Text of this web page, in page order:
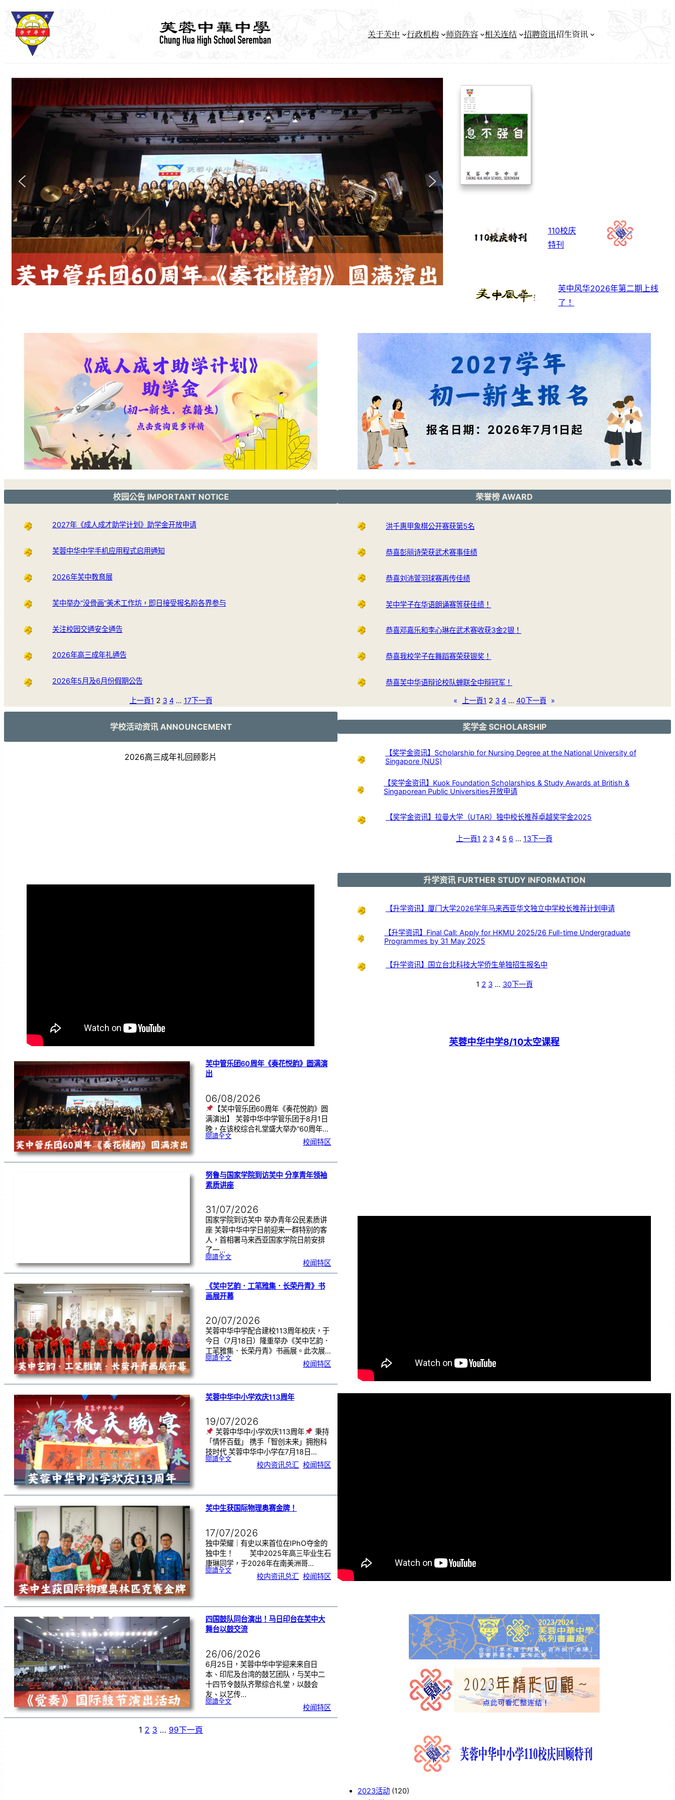
关于芙中 行政机构 师资阵容 相关连结 招聘资讯招生资讯
110校庆
特刊
芙中风华2026年第二期上线
了！
校园公告 IMPORTANT NOTICE
2027年《成人成才助学计划》助学金开放申请
芙蓉中华中学手机应用程式启用通知
2026年芙中教育展
芙中举办“没骨画”美术工作坊，即日接受报名盼各界参与
关注校园交通安全通告
2026年高三成年礼通告
2026年5月及6月份假期公告
上一頁1 2 3 4 … 17下一頁
荣誉榜 AWARD
洪千惠甲象棋公开赛获第5名
恭喜彭丽诗荣获武术赛事佳绩
恭喜刘沛萱羽球赛再传佳绩
芙中学子在华语朗诵赛等获佳绩！
恭喜邓嘉乐和李心琳在武术赛收获3金2银！
恭喜我校学子在舞蹈赛荣获银奖！
恭喜芙中华语辩论校队蝉联全中辩冠军！
« 上一頁1 2 3 4 … 40下一頁 »
学校活动资讯 ANNOUNCEMENT
2026高三成年礼回顾影片
芙中管乐团60周年《奏花悦韵》圆满演
出
06/08/2026
【芙中管乐团60周年《奏花悦韵》圆
满演出】 芙蓉中华中学管乐团于8月1日
晚，在该校综合礼堂盛大举办“60周年…
閱讀全文:芙
周
《
奏
花
悦
韵
》
校闻特区
努鲁与国家学院到访芙中 分享青年领袖
素质讲座
31/07/2026
国家学院到访芙中 举办青年公民素质讲
座 芙蓉中华中学日前迎来一群特别的客
人，首相署马来西亚国家学院日前安排
了一…
閱讀全文:努
家
院
到
访
芙
中
分
享
袖
素
质
讲
座
校闻特区
《芙中艺韵．工笔雅集．长荣丹青》书
画展开幕
20/07/2026
芙蓉中华中学配合建校113周年校庆，于
今日（7月18日）隆重举办《芙中艺韵．
工笔雅集．长荣丹青》书画展。此次展…
閱讀全文:《
工
笔
集
．
长
荣
书
画
展
开
幕
校闻特区
芙蓉中华中小学欢庆113周年
19/07/2026
芙蓉中华中小学欢庆113周年
秉持
「情怀百载」 携手「智创未来」拥抱科
技时代 芙蓉中华中小学在7月18日…
閱讀全文:芙
1
1
周
年
校内资讯总汇 校闻特区
芙中生获国际物理奥赛金牌！
17/07/2026
独中荣耀｜有史以来首位在IPhO夺金的
独中生！ 芙中2025年高三毕业生石
康琳同学，于2026年在南美洲哥…
閱讀全文:芙
赛
金
！
校内资讯总汇 校闻特区
四国鼓队同台演出！马日印台在芙中大
舞台以鼓交流
26/06/2026
6月25日，芙蓉中华中学迎来来自日
本、印尼及台湾的鼓艺团队，与芙中二
十四节令鼓队齐聚综合礼堂，以鼓会
友、以艺传…
閱讀全文:四
同
校闻特区
1 2 3 … 99下一頁
奖学金 SCHOLARSHIP
【奖学金资讯】Scholarship for Nursing Degree at the National University of
Singapore (NUS)
【奖学金资讯】Kuok Foundation Scholarships & Study Awards at British &
Singaporean Public Universities开放申请
【奖学金资讯】拉曼大学（UTAR）独中校长推荐卓越奖学金2025
上一頁1 2 3 4 5 6 … 13下一頁
升学资讯 FURTHER STUDY INFORMATION
【升学资讯】厦门大学2026学年马来西亚华文独立中学校长推荐计划申请
【升学资讯】Final Call: Apply for HKMU 2025/26 Full-time Undergraduate
Programmes by 31 May 2025
【升学资讯】国立台北科技大学侨生单独招生报名中
1 2 3 … 30下一頁
芙蓉中华中学8/10太空课程
2023活动 (120)